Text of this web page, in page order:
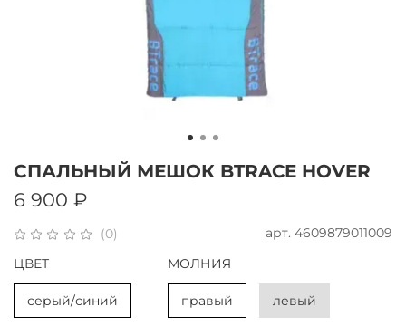
(0) арт. 4609879011009
СПАЛЬНЫЙ МЕШОК BTRACE HOVER
6 900 ₽
ЦВЕТ
серый/синий
МОЛНИЯ
правый левый